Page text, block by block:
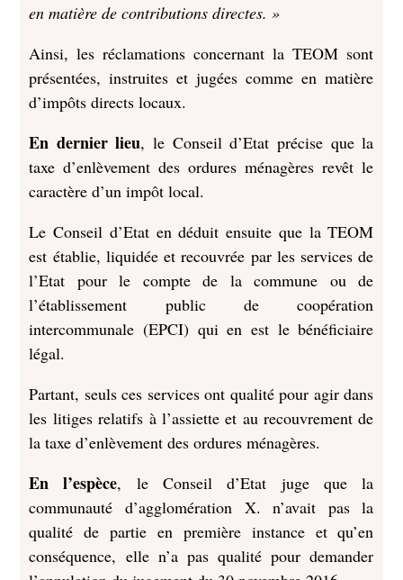
en matière de contributions directes. »
Ainsi, les réclamations concernant la TEOM sont
présentées, instruites et jugées comme en matière
d’impôts directs locaux.
En dernier lieu, le Conseil d’Etat précise que la
taxe d’enlèvement des ordures ménagères revêt le
caractère d’un impôt local.
Le Conseil d’Etat en déduit ensuite que la TEOM
est établie, liquidée et recouvrée par les services de
l’Etat pour le compte de la commune ou de
l’établissement public de coopération
intercommunale (EPCI) qui en est le bénéficiaire
légal.
Partant, seuls ces services ont qualité pour agir dans
les litiges relatifs à l’assiette et au recouvrement de
la taxe d’enlèvement des ordures ménagères.
En l’espèce, le Conseil d’Etat juge que la
communauté d’agglomération X. n’avait pas la
qualité de partie en première instance et qu’en
conséquence, elle n’a pas qualité pour demander